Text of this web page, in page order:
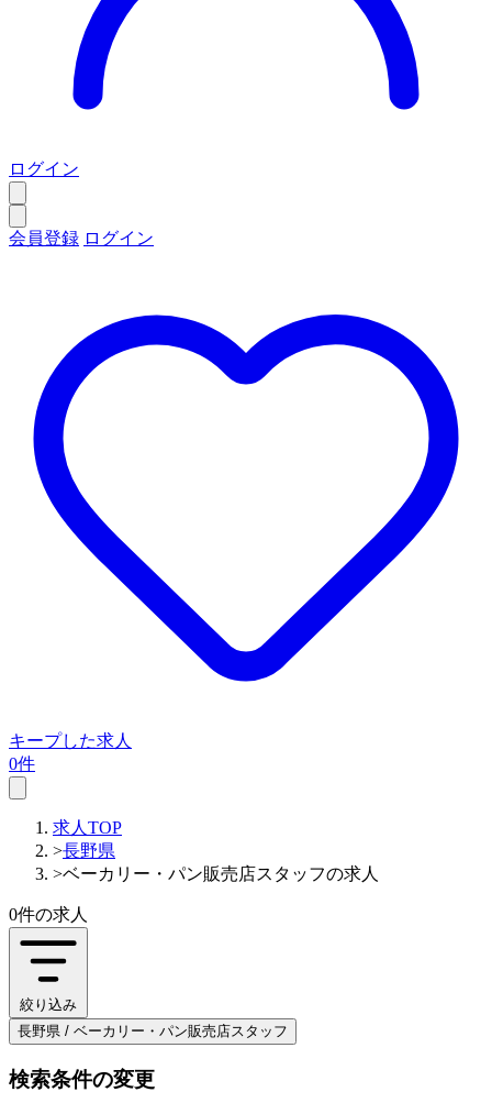
ログイン
会員登録 ログイン
キープした求人
0件
求人TOP
>長野県
>ベーカリー・パン販売店スタッフの求人
0件の求人
絞り込み
長野県 / ベーカリー・パン販売店スタッフ
検索条件の変更